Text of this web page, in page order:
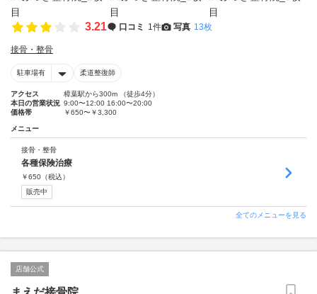
3.21 口コミ 1件 写真 13枚
接骨・整骨
駐車場有 柔道整復師
アクセス
樟葉駅から300m （徒歩4分）
本日の営業状況 9:00〜12:00 16:00〜20:00
価格帯
￥650〜￥3,300
メニュー
接骨・整骨
各種保険治療
￥650 （税込）
販売中
全てのメニューを見る
店舗公式